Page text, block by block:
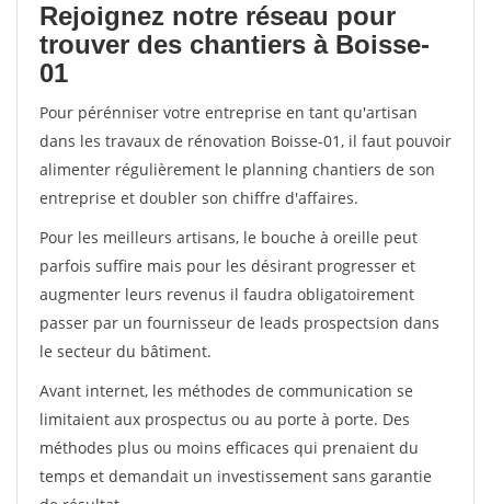
Rejoignez notre réseau pour
trouver des chantiers à Boisse-
01
Pour pérénniser votre entreprise en tant qu'artisan
dans les travaux de rénovation Boisse-01, il faut pouvoir
alimenter régulièrement le planning chantiers de son
entreprise et doubler son chiffre d'affaires.
Pour les meilleurs artisans, le bouche à oreille peut
parfois suffire mais pour les désirant progresser et
augmenter leurs revenus il faudra obligatoirement
passer par un fournisseur de leads prospectsion dans
le secteur du bâtiment.
Avant internet, les méthodes de communication se
limitaient aux prospectus ou au porte à porte. Des
méthodes plus ou moins efficaces qui prenaient du
temps et demandait un investissement sans garantie